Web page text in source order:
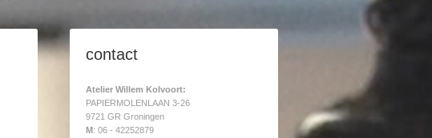
contact
Atelier Willem Kolvoort:
PAPIERMOLENLAAN 3-26
9721 GR Groningen
M: 06 - 42252879